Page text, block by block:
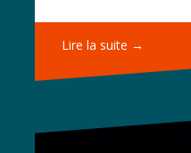
Lire la suite →